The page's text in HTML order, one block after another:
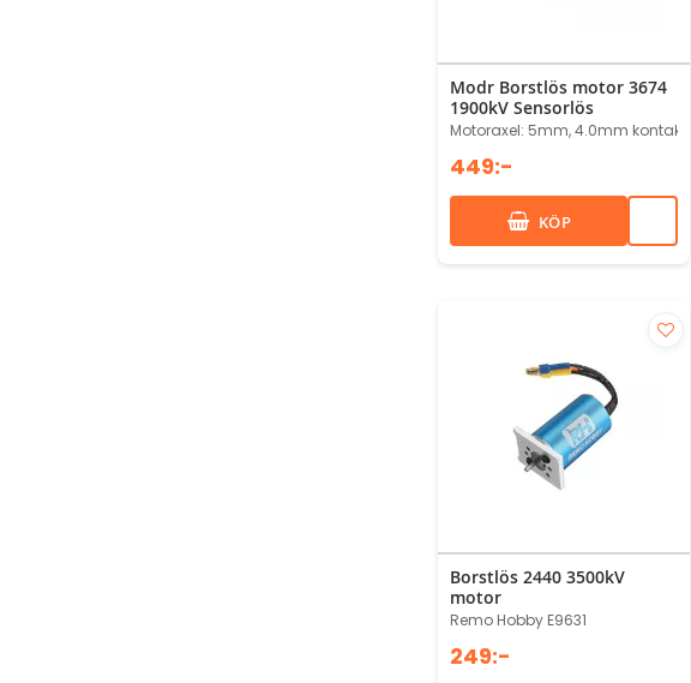
Modr Borstlös motor 3674
1900kV Sensorlös
Motoraxel: 5mm, 4.0mm kontakter
449:-
KÖP
Borstlös 2440 3500kV
motor
Remo Hobby E9631
249:-